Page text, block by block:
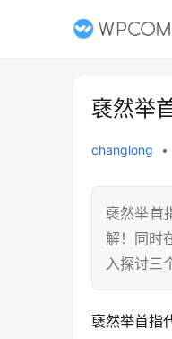
褎然举
changlong •
褎然举首
解！同时
入探讨三
褎然举首指